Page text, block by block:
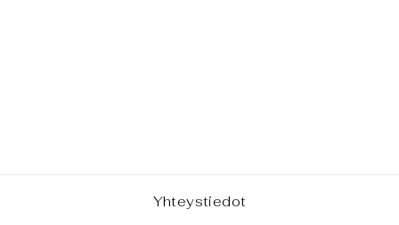
Yhteystiedot